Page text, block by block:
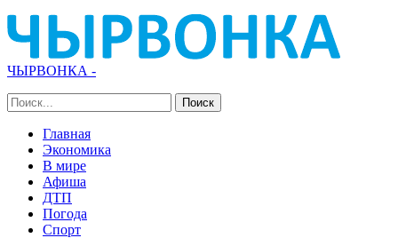
ЧЫРВОНКА -
Главная
Экономика
В мире
Афиша
ДТП
Погода
Спорт